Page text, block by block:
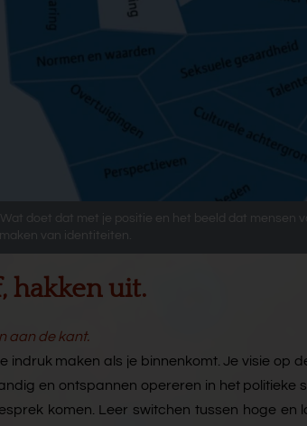
doet dat met je positie en het beeld dat mensen
van identiteiten.
hakken uit.
aan de kant.
maken als je binnenkomt. Je visie op
en ontspannen opereren in het politieke
komen. Leer switchen tussen hoge en